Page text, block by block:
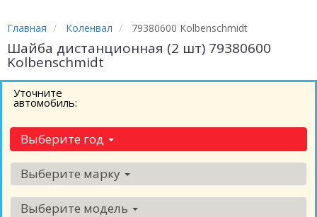
Главная Коленвал 79380600 Kolbenschmidt
Шайба дистанционная (2 шт) 79380600
Kolbenschmidt
Уточните
автомобиль:
Выберите год
Выберите марку
Выберите модель